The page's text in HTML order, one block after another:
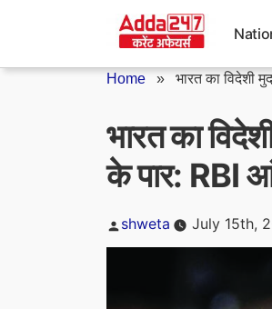
Home » भारत का विदेशी
भारत का
के पार: RBI
Posted
shweta July 15th,